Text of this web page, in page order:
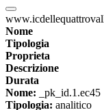
Nome
Tipologia
Proprieta
Descrizione
Durata
Nome: _pk_id.1.ec45
Tipologia: analitico